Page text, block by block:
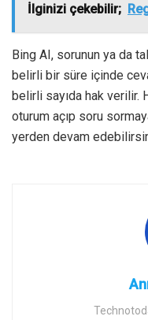
İlginizi çekebilir;
Bing AI, sorunun ya da
belirli bir süre içinde
belirli sayıda hak verilir.
oturum açıp soru
yerden devam